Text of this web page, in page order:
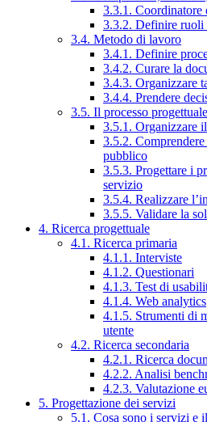
3.3.1. Coordinatore
3.3.2. Definire ruoli
3.4. Metodo di lavoro
3.4.1. Definire
3.4.2. Curare la
3.4.3. Organizzare
3.4.4. Prendere
3.5. Il processo progettuale
3.5.1. Organizzare
3.5.2.
pubblico
3.5.3. Progettare i
servizio
3.5.4. Realizzare
3.5.5. Validare la
4. Ricerca progettuale
4.1. Ricerca primaria
4.1.1. Interviste
4.1.2. Questionari
4.1.3. Test di
4.1.4. Web analytics
4.1.5. Strumenti di
utente
4.2. Ricerca secondaria
4.2.1. Ricerca
4.2.2. Analisi
4.2.3. Valutazione
5. Progettazione dei servizi
5.1. Cosa sono i servizi e